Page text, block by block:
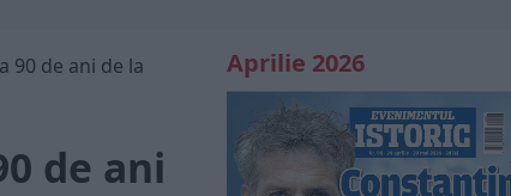
90 de ani de la
de ani
Aprilie 2026